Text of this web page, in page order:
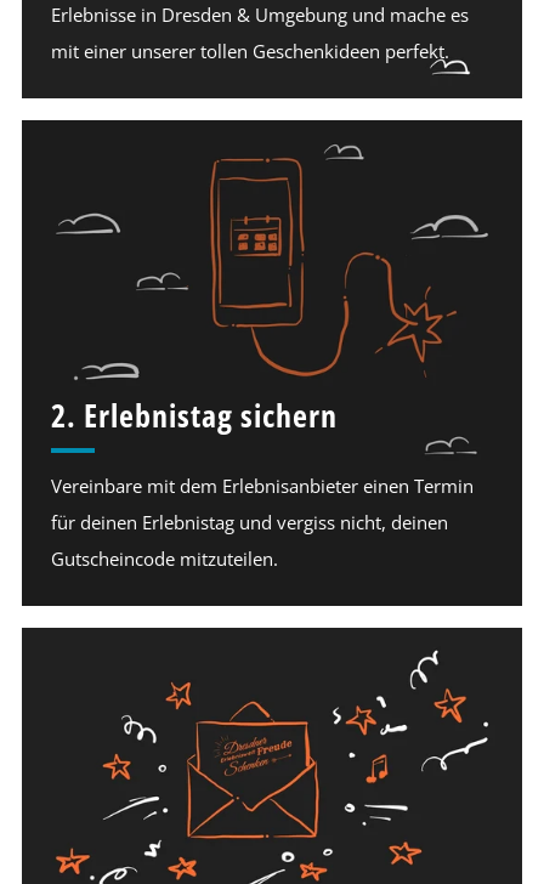
Erlebnisse in Dresden & Umgebung und mache es
mit einer unserer tollen Geschenkideen perfekt.
2. Erlebnistag sichern
Vereinbare mit dem Erlebnisanbieter einen Termin
für deinen Erlebnistag und vergiss nicht, deinen
Gutscheincode mitzuteilen.